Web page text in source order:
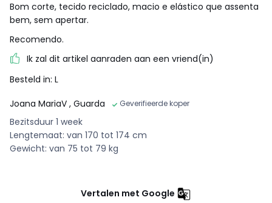
Bom corte, tecido reciclado, macio e elástico que assenta
bem, sem apertar.
Recomendo.
Ik zal dit artikel aanraden aan een vriend(in)
Besteld in: L
Joana MariaV , Guarda Geverifieerde koper
Bezitsduur 1 week
Lengtemaat: van 170 tot 174 cm
Gewicht: van 75 tot 79 kg
Vertalen met Google